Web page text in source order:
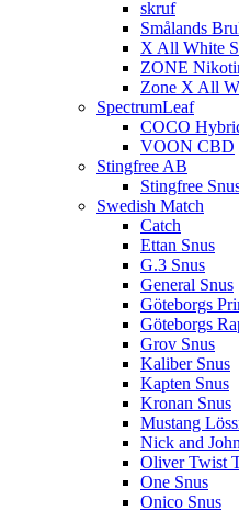
skruf
Smålands
X All White
ZONE
Zone X All
SpectrumLeaf
COCO
VOON CBD
Stingfree AB
Stingfree
Swedish Match
Catch
Ettan Snus
G.3 Snus
General Snus
Göteborgs
Göteborgs
Grov Snus
Kaliber Snus
Kapten Snus
Kronan Snus
Mustang
Nick and
Oliver Twist
One Snus
Onico Snus